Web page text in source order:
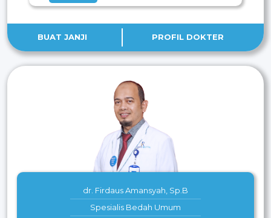
BUAT JANJI PROFIL DOKTER
dr. Firdaus Amansyah, Sp.B
Spesialis Bedah Umum